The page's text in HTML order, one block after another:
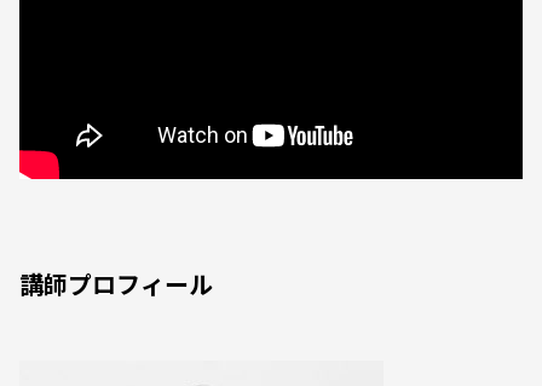
講師プロフィール